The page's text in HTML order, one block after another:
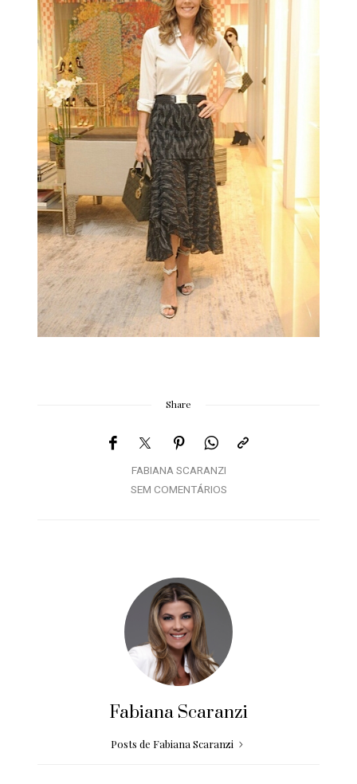
Share
FABIANA SCARANZI
SEM COMENTÁRIOS
Fabiana Scaranzi
Posts de Fabiana Scaranzi